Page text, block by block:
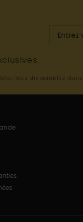
disponibles